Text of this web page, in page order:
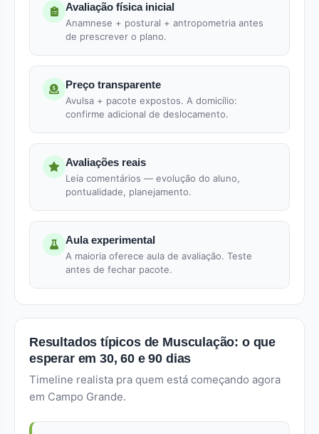
Avaliação física inicial
Anamnese + postural + antropometria antes
de prescrever o plano.
Preço transparente
Avulsa + pacote expostos. A domicílio:
confirme adicional de deslocamento.
Avaliações reais
Leia comentários — evolução do aluno,
pontualidade, planejamento.
Aula experimental
A maioria oferece aula de avaliação. Teste
antes de fechar pacote.
Resultados típicos de Musculação: o que
esperar em 30, 60 e 90 dias
Timeline realista pra quem está começando agora
em Campo Grande.